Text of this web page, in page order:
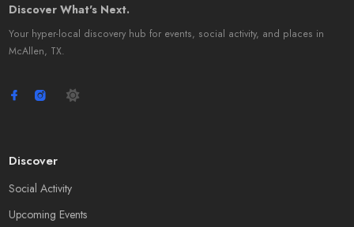
Discover What's Next.
Your hyper-local discovery hub for events, social activity, and places in
McAllen, TX.
Discover
Social Activity
Upcoming Events